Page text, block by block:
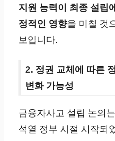
지원 능력이 최종 설립
정적인 영향을 미칠 것
보입니다.
2. 정권 교체에 따른
변화 가능성
금융자사고 설립 논의
석열 정부 시절 시작되